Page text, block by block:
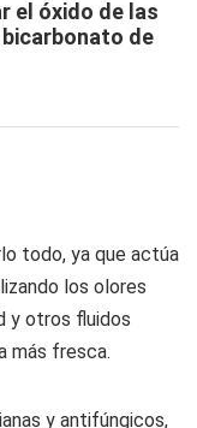
el óxido de las
de
todo, ya que actúa
los olores
y otros fluidos
más fresca.
y antifúngicos,